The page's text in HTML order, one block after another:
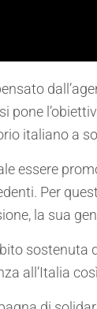
pone
italiano a
essere
Per
la sua
all’Italia